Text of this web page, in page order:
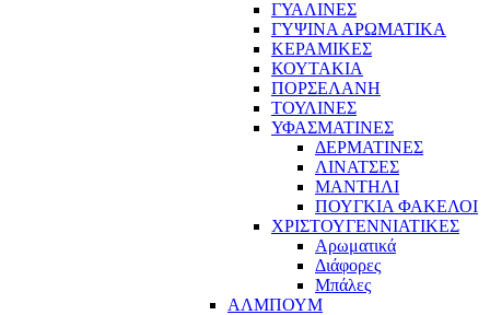
ΓΥΑΛΙΝΕΣ
ΓΥΨΙΝΑ ΑΡΩΜΑΤΙΚΑ
ΚΕΡΑΜΙΚΕΣ
ΚΟΥΤΑΚΙΑ
ΠΟΡΣΕΛΑΝΗ
ΤΟΥΛΙΝΕΣ
ΥΦΑΣΜΑΤΙΝΕΣ
ΔΕΡΜΑΤΙΝΕΣ
ΛΙΝΑΤΣΕΣ
ΜΑΝΤΗΛΙ
ΠΟΥΓΚΙΑ ΦΑΚΕΛΟΙ
ΧΡΙΣΤΟΥΓΕΝΝΙΑΤΙΚΕΣ
Αρωματικά
Διάφορες
Μπάλες
ΑΛΜΠΟΥΜ